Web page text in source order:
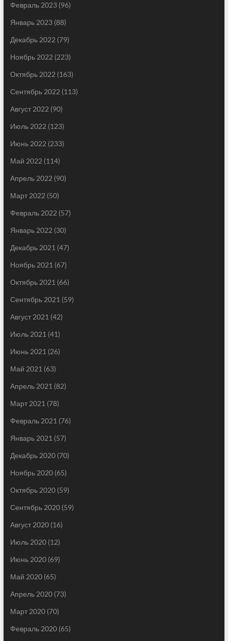
Февраль 2023(96)
Январь 2023(88)
Декабрь 2022 (79)
Ноябрь 2022 (223)
Октябрь 2022 (163)
Сентябрь 2022 (113)
Август 2022 (90)
Июль 2022 (123)
Июнь 2022 (233)
Май 2022 (114)
Апрель 2022 (90)
Март 2022 (50)
Февраль 2022 (57)
Январь 2022 (30)
Декабрь 2021 (47)
Ноябрь 2021 (67)
Октябрь 2021 (66)
Сентябрь 2021 (59)
Август 2021 (42)
Июль 2021 (41)
Июнь 2021 (26)
Май 2021 (63)
Апрель 2021 (82)
Март 2021 (78)
Февраль 2021 (76)
Январь 2021 (57)
Декабрь 2020(70)
Ноябрь 2020(65)
Октябрь 2020(59)
Сентябрь 2020(59)
Август 2020(16)
Июль 2020(12)
Июнь 2020(69)
Май 2020(65)
Апрель 2020(73)
Март 2020(70)
Февраль 2020(65)